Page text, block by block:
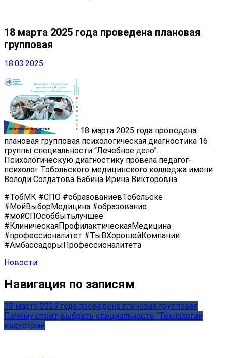
18 марта 2025 года проведена плановая
групповая
18.03.2025
18 марта 2025 года проведена
плановая групповая психологическая диагностика 16
группы специальности “Лечебное дело”.
Психологическую диагностику провела педагог-
психолог Тобольского медицинского колледжа имени
Володи Солдатова Бабина Ирина Викторовна
#ТобМК #СПО #образованиевТобольске
#МойВыборМедицина #образование
#мойСПОсоббытьлучшее
#КлиническаяПрофилактическаяМедицина
#профессионалитет #ТыВХорошейКомпании
#АмбассадорыПрофессионалитета
Новости
Навигация по записям
18 марта 2025 года проведена плановая групповая
Почему стоит выбрать специальность “Технологии
индустрии